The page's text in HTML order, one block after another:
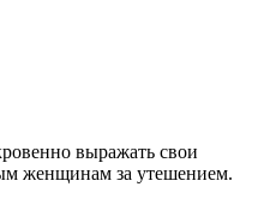
выражать свои
женщинам за утешением.